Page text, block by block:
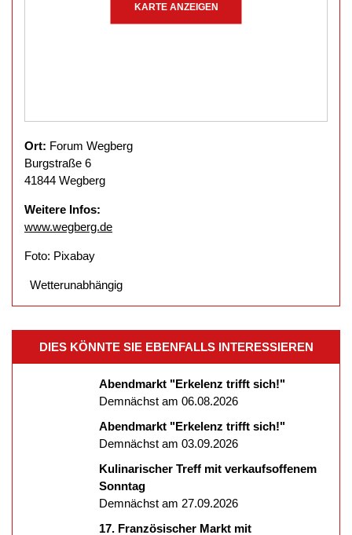
KARTE ANZEIGEN
Ort: Forum Wegberg
Burgstraße 6
41844 Wegberg
Weitere Infos:
www.wegberg.de
Foto: Pixabay
Wetterunabhängig
DIES KÖNNTE SIE EBENFALLS INTERESSIEREN
Abendmarkt "Erkelenz trifft sich!"
Demnächst am 06.08.2026
Abendmarkt "Erkelenz trifft sich!"
Demnächst am 03.09.2026
Kulinarischer Treff mit verkaufsoffenem
Sonntag
Demnächst am 27.09.2026
17. Französischer Markt mit